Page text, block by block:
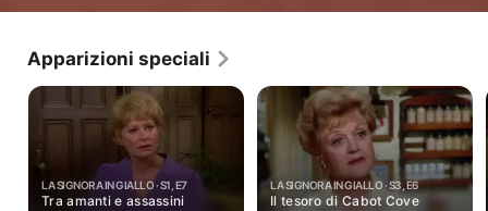
Apparizioni speciali
LA SIGNORA IN GIALLO · S1, E7
Tra amanti e assassini
LA SIGNORA IN GIALLO · S3, E6
Il tesoro di Cabot Cove